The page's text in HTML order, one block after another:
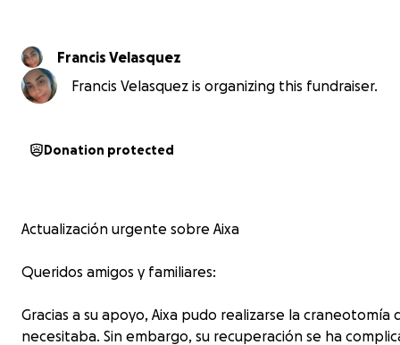
Francis Velasquez
Francis Velasquez is organizing this fundraiser.
Donation protected
Actualización urgente sobre Aixa
Queridos amigos y familiares:
Gracias a su apoyo, Aixa pudo realizarse la craneotomía
necesitaba. Sin embargo, su recuperación se ha